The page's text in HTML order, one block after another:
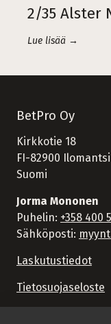
2/35 Alster
Lue lisää →
BetPro Oy
Kirkkotie 18
FI-82900 Ilomantsi
Suomi
Jorma Mononen
Puhelin: +358 400
Sähköposti:
Laskutustiedot
Tietosuojaseloste